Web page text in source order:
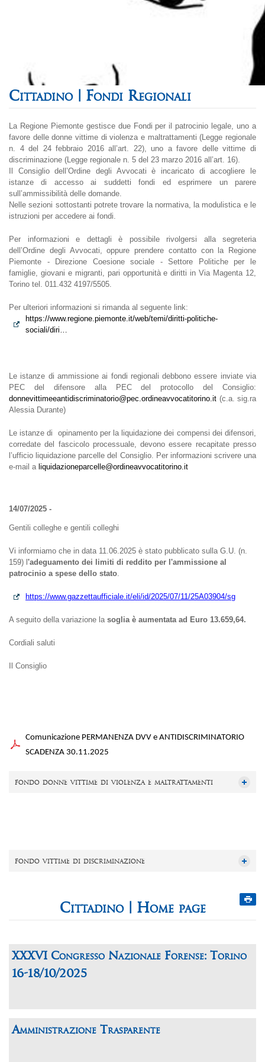
Fondi Regionali
La Regione Piemonte gestisce due Fondi per il patrocinio legale, uno a
favore delle donne vittime di violenza e maltrattamenti (Legge regionale
n. 4 del 24 febbraio 2016 all’art. 22), uno a favore delle vittime di
discriminazione (Legge regionale n. 5 del 23 marzo 2016 all’art. 16).
Il Consiglio dell’Ordine degli Avvocati è incaricato di accogliere le
istanze di accesso ai suddetti fondi ed esprimere un parere
sull’ammissibilità delle domande.
Nelle sezioni sottostanti potrete trovare la normativa, la modulistica e le
istruzioni per accedere ai fondi.
Per informazioni e dettagli è possibile rivolgersi alla segreteria
dell’Ordine degli Avvocati, oppure prendere contatto con la Regione
Piemonte - Direzione Coesione sociale - Settore Politiche per le
famiglie, giovani e migranti, pari opportunità e diritti in Via Magenta 12,
Torino tel. 011.432 4197/5505.
Per ulteriori informazioni si rimanda al seguente link:
https://www.regione.piemonte.it/web/temi/diritti-politiche-
sociali/diri…
Le istanze di ammissione ai fondi regionali debbono essere inviate via
PEC del difensore alla PEC del protocollo del Consiglio:
donnevittimeeantidiscriminatorio@pec.ordineavvocatitorino.it (c.a. sig.ra
Alessia Durante)
Le istanze di opinamento per la liquidazione dei compensi dei difensori,
corredate del fascicolo processuale, devono essere recapitate presso
l’ufficio liquidazione parcelle del Consiglio. Per informazioni scrivere una
e-mail a liquidazioneparcelle@ordineavvocatitorino.it
14/07/2025 -
Gentili colleghe e gentili colleghi
Vi informiamo che in data 11.06.2025 è stato pubblicato sulla G.U. (n.
159) l 'adeguamento dei limiti di reddito per l'ammissione al
patrocinio a spese dello stato.
https://www.gazzettaufficiale.it/eli/id/2025/07/11/25A03904/sg
A seguito della variazione la soglia è aumentata ad Euro 13.659,64.
Cordiali saluti
Il Consiglio
Comunicazione PERMANENZA DVV e ANTIDISCRIMINATORIO
SCADENZA 30.11.2025
fondo donne vittime di violenza e maltrattamenti
fondo vittime di discriminazione
Home page
XXXVI Congresso Nazionale Forense: Torino
16-18/10/2025
Amministrazione Trasparente